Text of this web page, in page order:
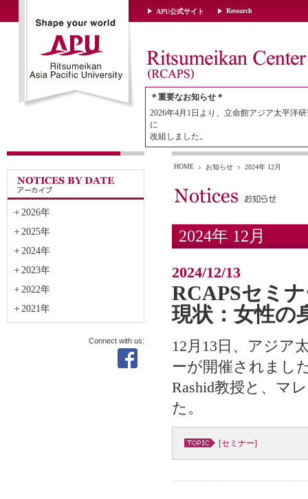
APU公式サイト Research
＊重要なお知らせ＊
2026年4月1日より、立命館アジア太平洋
に
改組しました。
HOME お知らせ 2024年 12月
2024年 12月
2024/12/13
RCAPSセミ
現状：女性の
12月13日、アジア
ーが開催されまし
Rashid教授と、マ
た。
[セミナー]
2026年
2025年
2024年
2023年
2022年
2021年
Connect with us: